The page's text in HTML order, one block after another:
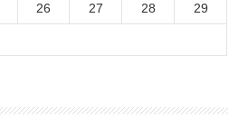
26 27 28 29